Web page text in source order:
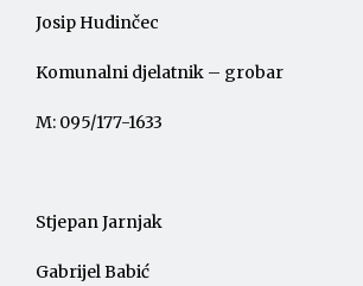
Josip Hudinčec
Komunalni djelatnik – grobar
M: 095/177-1633
Stjepan Jarnjak
Gabrijel Babić